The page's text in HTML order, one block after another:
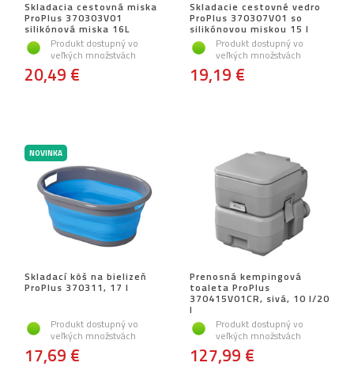
Skladacia cestovná miska
ProPlus 370303V01
silikónová miska 16L
Produkt dostupný vo
veľkých množstvách
20,49 €
Skladacie cestovné vedro
ProPlus 370307V01 so
silikónovou miskou 15 l
Produkt dostupný vo
veľkých množstvách
19,19 €
NOVINKA
Skladací kôš na bielizeň
ProPlus 370311, 17 l
Produkt dostupný vo
veľkých množstvách
17,69 €
Prenosná kempingová
toaleta ProPlus
370415V01CR, sivá, 10 l/20
l
Produkt dostupný vo
veľkých množstvách
127,99 €